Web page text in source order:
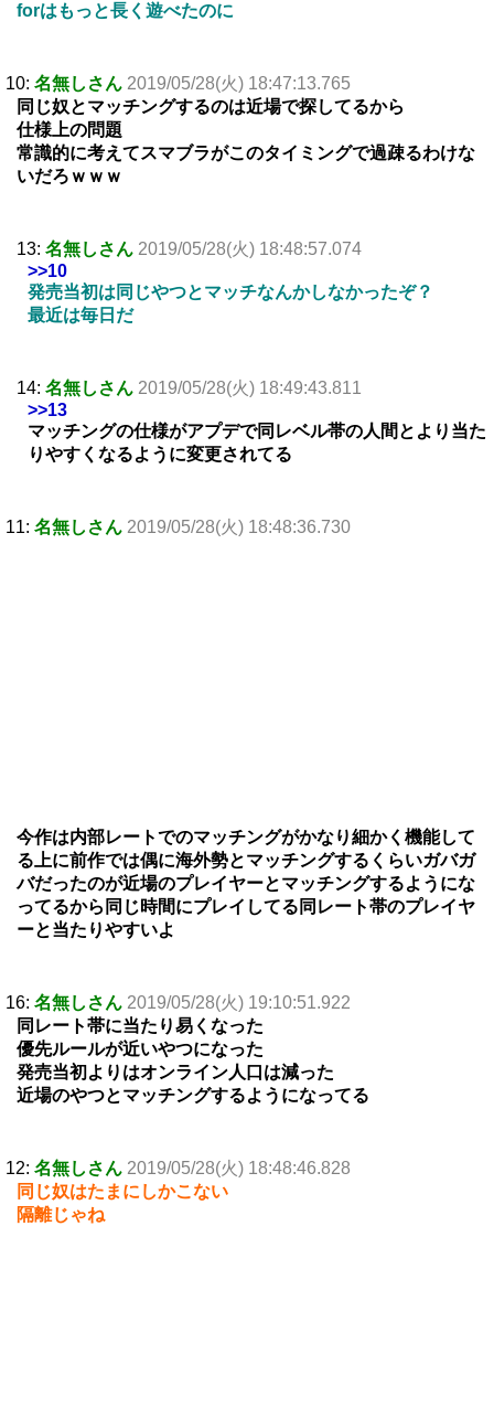
forはもっと長く遊べたのに
10: 名無しさん 2019/05/28(火) 18:47:13.765
同じ奴とマッチングするのは近場で探してるから
仕様上の問題
常識的に考えてスマブラがこのタイミングで過疎るわけな
いだろｗｗｗ
13: 名無しさん 2019/05/28(火) 18:48:57.074
>>10
発売当初は同じやつとマッチなんかしなかったぞ？
最近は毎日だ
14: 名無しさん 2019/05/28(火) 18:49:43.811
>>13
マッチングの仕様がアプデで同レベル帯の人間とより当た
りやすくなるように変更されてる
11: 名無しさん 2019/05/28(火) 18:48:36.730
今作は内部レートでのマッチングがかなり細かく機能して
る上に前作では偶に海外勢とマッチングするくらいガバガ
バだったのが近場のプレイヤーとマッチングするようにな
ってるから同じ時間にプレイしてる同レート帯のプレイヤ
ーと当たりやすいよ
16: 名無しさん 2019/05/28(火) 19:10:51.922
同レート帯に当たり易くなった
優先ルールが近いやつになった
発売当初よりはオンライン人口は減った
近場のやつとマッチングするようになってる
12: 名無しさん 2019/05/28(火) 18:48:46.828
同じ奴はたまにしかこない
隔離じゃね